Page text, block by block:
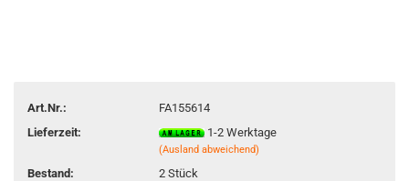
Art.Nr.:
FA155614
Lieferzeit:
1-2 Werktage
(Ausland abweichend)
Bestand: 2Stück